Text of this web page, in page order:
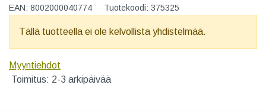
EAN: 8002000040774 Tuotekoodi: 375325
Tällä tuotteella ei ole kelvollista yhdistelmää.
Myyntiehdot
Toimitus: 2-3 arkipäivää